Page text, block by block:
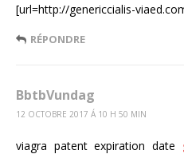
[url=http://genericcialis-
RÉPONDRE
BbtbVundag
12 OCTOBRE 2017 Á 10 H 50 MIN
viagra patent expiration date